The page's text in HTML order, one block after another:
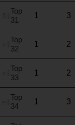
Top
31
1 3
Top
32
1 2
Top
33
1 2
Top
34
1 3